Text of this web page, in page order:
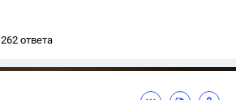
262 ответа